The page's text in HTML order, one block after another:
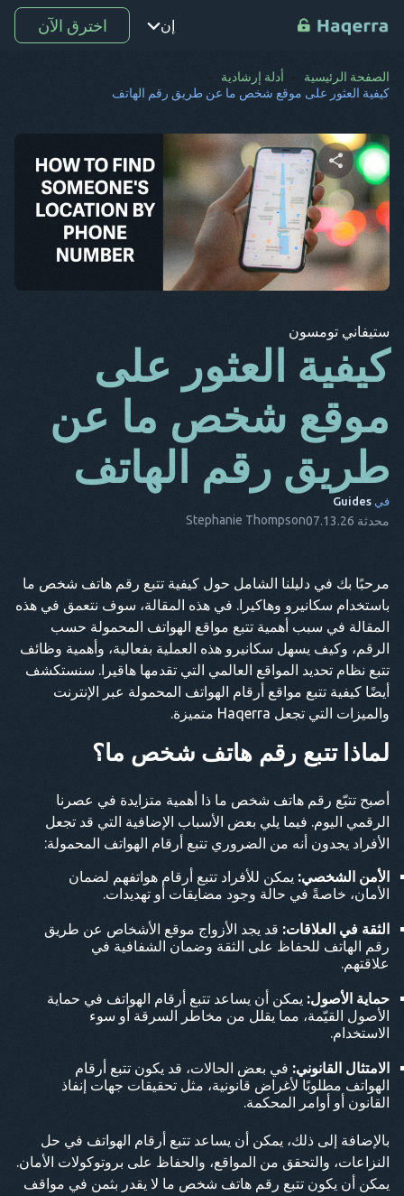
إن
نقطة
رو
دي
س ف
كو
دا
تر
نقطة
هو
اخترق الآن
الصفحة الرئيسية
أدلة إرشادية
كيفية العثور على موقع شخص ما عن طريق رقم الهاتف
شارك هذه المقالة
فيسبوك نسخ الرابط
ستيفاني تومسون
كيفية العثور على
موقع شخص ما عن
طريق رقم الهاتف
في Guides
محدثة 07.13.26 Stephanie Thompson
مرحبًا بك في دليلنا الشامل حول كيفية تتبع رقم هاتف شخص ما
باستخدام سكانيرو وهاكيرا. في هذه المقالة، سوف نتعمق في هذه
المقالة في سبب أهمية تتبع مواقع الهواتف المحمولة حسب
الرقم، وكيف يسهل سكانيرو هذه العملية بفعالية، وأهمية وظائف
تتبع نظام تحديد المواقع العالمي التي تقدمها هاقيرا. سنستكشف
أيضًا كيفية تتبع مواقع أرقام الهواتف المحمولة عبر الإنترنت
والميزات التي تجعل Haqerra متميزة.
لماذا تتبع رقم هاتف شخص ما؟
أصبح تتبّع رقم هاتف شخص ما ذا أهمية متزايدة في عصرنا
الرقمي اليوم. فيما يلي بعض الأسباب الإضافية التي قد تجعل
الأفراد يجدون أنه من الضروري تتبع أرقام الهواتف المحمولة:
الأمن الشخصي: يمكن للأفراد تتبع أرقام هواتفهم لضمان
الأمان، خاصةً في حالة وجود مضايقات أو تهديدات.
الثقة في العلاقات: قد يجد الأزواج موقع الأشخاص عن طريق
رقم الهاتف للحفاظ على الثقة وضمان الشفافية في
علاقتهم.
حماية الأصول: يمكن أن يساعد تتبع أرقام الهواتف في حماية
الأصول القيّمة، مما يقلل من مخاطر السرقة أو سوء
الاستخدام.
الامتثال القانوني: في بعض الحالات، قد يكون تتبع أرقام
الهواتف مطلوبًا لأغراض قانونية، مثل تحقيقات جهات إنفاذ
القانون أو أوامر المحكمة.
بالإضافة إلى ذلك، يمكن أن يساعد تتبع أرقام الهواتف في حل
النزاعات، والتحقق من المواقع، والحفاظ على بروتوكولات الأمان.
يمكن أن يكون تتبع رقم هاتف شخص ما لا يقدر بثمن في مواقف